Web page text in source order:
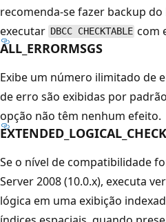
recomenda-se fazer backup
executar DBCC CHECKTABLE com
ALL_ERRORMSGS
Exibe um número ilimitado de
de erro são exibidas por
opção não têm nenhum efeito.
Se o nível de compatibilidade
Server 2008 (10.0.x), executa
lógica em uma exibição